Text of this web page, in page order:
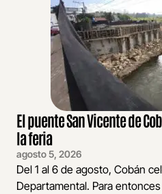
El puente San Vicente de
la feria
agosto 5, 2026
Del 1 al 6 de agosto, Cobán
Departamental. Para